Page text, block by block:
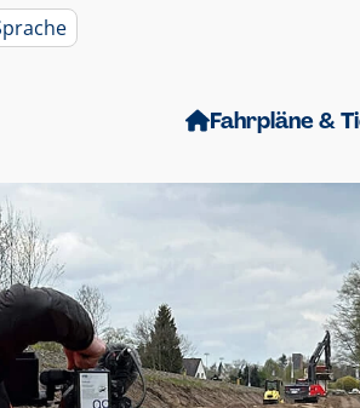
Fahrpläne &